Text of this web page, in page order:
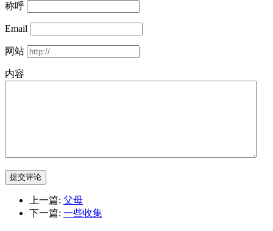
称呼
Email
网站
内容
提交评论
上一篇: 父母
下一篇: 一些收集